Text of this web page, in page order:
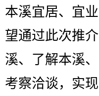
本溪宜居、宜
望通过此次推
溪、了解本溪
考察洽谈，实现